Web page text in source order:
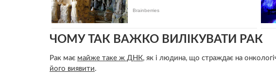
ЧОМУ ТАК ВАЖКО ВИЛІКУВАТИ РАК
Рак має майже таке ж ДНК, як і людина, що страждає на
його виявити.